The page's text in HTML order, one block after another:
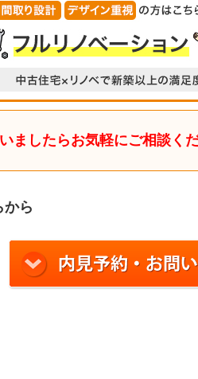
ましたらお気軽にご相談くだ
から